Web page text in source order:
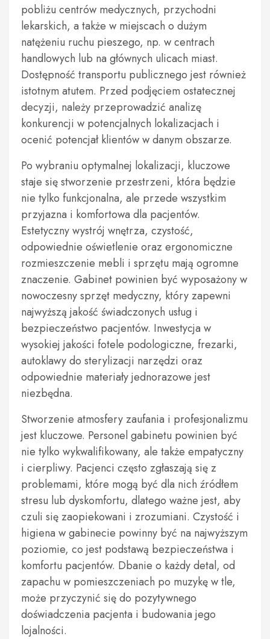
pobliżu centrów medycznych, przychodni
lekarskich, a także w miejscach o dużym
natężeniu ruchu pieszego, np. w centrach
handlowych lub na głównych ulicach miast.
Dostępność transportu publicznego jest również
istotnym atutem. Przed podjęciem ostatecznej
decyzji, należy przeprowadzić analizę
konkurencji w potencjalnych lokalizacjach i
ocenić potencjał klientów w danym obszarze.
Po wybraniu optymalnej lokalizacji, kluczowe
staje się stworzenie przestrzeni, która będzie
nie tylko funkcjonalna, ale przede wszystkim
przyjazna i komfortowa dla pacjentów.
Estetyczny wystrój wnętrza, czystość,
odpowiednie oświetlenie oraz ergonomiczne
rozmieszczenie mebli i sprzętu mają ogromne
znaczenie. Gabinet powinien być wyposażony w
nowoczesny sprzęt medyczny, który zapewni
najwyższą jakość świadczonych usług i
bezpieczeństwo pacjentów. Inwestycja w
wysokiej jakości fotele podologiczne, frezarki,
autoklawy do sterylizacji narzędzi oraz
odpowiednie materiały jednorazowe jest
niezbędna.
Stworzenie atmosfery zaufania i profesjonalizmu
jest kluczowe. Personel gabinetu powinien być
nie tylko wykwalifikowany, ale także empatyczny
i cierpliwy. Pacjenci często zgłaszają się z
problemami, które mogą być dla nich źródłem
stresu lub dyskomfortu, dlatego ważne jest, aby
czuli się zaopiekowani i zrozumiani. Czystość i
higiena w gabinecie powinny być na najwyższym
poziomie, co jest podstawą bezpieczeństwa i
komfortu pacjentów. Dbanie o każdy detal, od
zapachu w pomieszczeniach po muzykę w tle,
może przyczynić się do pozytywnego
doświadczenia pacjenta i budowania jego
lojalności.